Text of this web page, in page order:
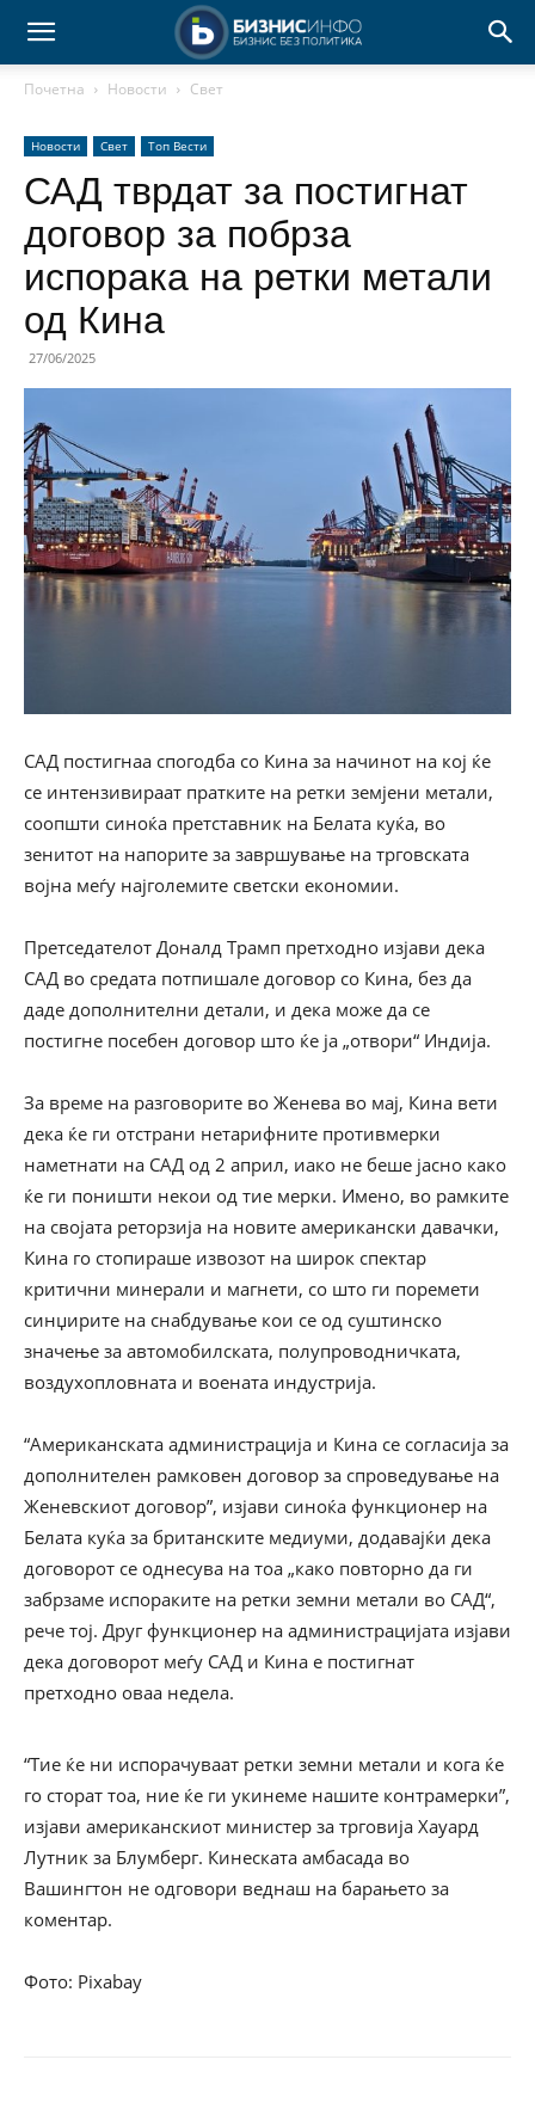
Почетна Новости Свет
Новости Свет Топ Вести
САД тврдат за постигнат
договор за побрза
испорака на ретки метали
од Кина
27/06/2025
САД постигнаа спогодба со Кина за начинот на кој ќе
се интензивираат пратките на ретки земјени метали,
соопшти синоќа претставник на Белата куќа, во
зенитот на напорите за завршување на трговската
војна меѓу најголемите светски економии.
Претседателот Доналд Трамп претходно изјави дека
САД во средата потпишале договор со Кина, без да
даде дополнителни детали, и дека може да се
постигне посебен договор што ќе ја „отвори“ Индија.
За време на разговорите во Женева во мај, Кина вети
дека ќе ги отстрани нетарифните противмерки
наметнати на САД од 2 април, иако не беше јасно како
ќе ги поништи некои од тие мерки. Имено, во рамките
на својата реторзија на новите американски давачки,
Кина го стопираше извозот на широк спектар
критични минерали и магнети, со што ги поремети
синџирите на снабдување кои се од суштинско
значење за автомобилската, полупроводничката,
воздухопловната и воената индустрија.
“Американската администрација и Кина се согласија за
дополнителен рамковен договор за спроведување на
Женевскиот договор”, изјави синоќа функционер на
Белата куќа за британските медиуми, додавајќи дека
договорот се однесува на тоа „како повторно да ги
забрзаме испораките на ретки земни метали во САД“,
рече тој. Друг функционер на администрацијата изјави
дека договорот меѓу САД и Кина е постигнат
претходно оваа недела.
“Тие ќе ни испорачуваат ретки земни метали и кога ќе
го сторат тоа, ние ќе ги укинеме нашите контрамерки”,
изјави американскиот министер за трговија Хауард
Лутник за Блумберг. Кинеската амбасада во
Вашингтон не одговори веднаш на барањето за
коментар.
Фото: Pixabay